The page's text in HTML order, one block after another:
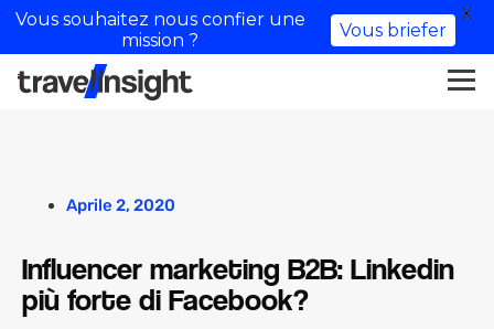
Aprile 2, 2020
Influencer marketing B2B: Linkedin
più forte di Facebook?
Vous souhaitez nous confier une
mission ?
Vous briefer
X